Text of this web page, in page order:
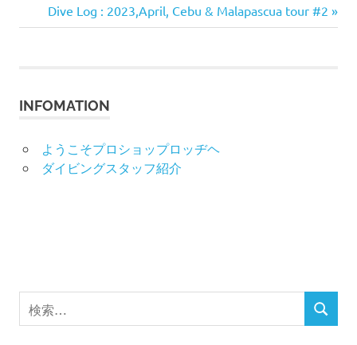
ゲ
ー
シ
事:
次
の
Dive Log : 2023,April, Cebu & Malapascua tour #2
INFOMATION
ようこそプロショップロッヂヘ
ダイビングスタッフ紹介
検
索
検